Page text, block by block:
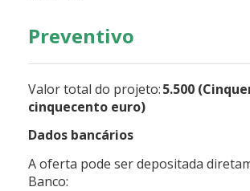
Preventivo
Valor total do projeto:5.500
cinquecento euro)
Dados bancários
A oferta pode ser depositada
Banco: